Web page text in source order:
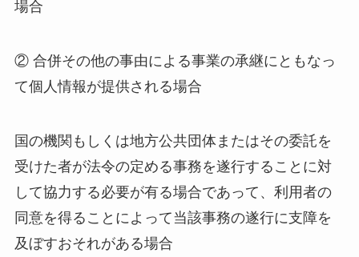
場合
② 合併その他の事由による事業の承継にともなっ
て個人情報が提供される場合
国の機関もしくは地方公共団体またはその委託を
受けた者が法令の定める事務を遂行することに対
して協力する必要が有る場合であって、利用者の
同意を得ることによって当該事務の遂行に支障を
及ぼすおそれがある場合